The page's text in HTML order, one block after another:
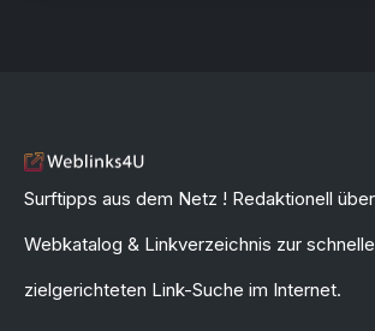
Surftipps aus dem Netz ! Redaktionell
Webkatalog & Linkverzeichnis zur
zielgerichteten Link-Suche im Internet.